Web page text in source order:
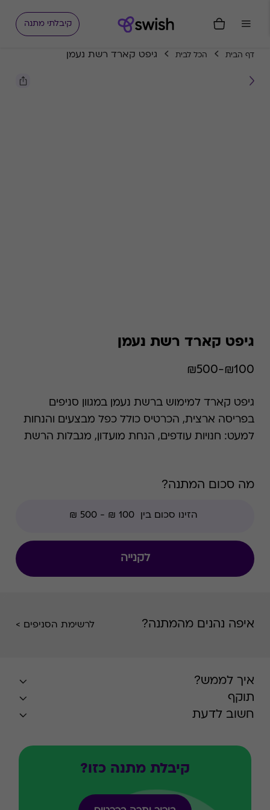
קיבלתי מתנה
דף הבית הכל לבית גיפט קארד רשת נעמן
גיפט קארד רשת נעמן
₪100-₪500
גיפט קארד למימוש ברשת נעמן במגוון סניפים
בפריסה ארצית, הכרטיס כולל כפל מבצעים והנחות
למעט: חנויות עודפים, הנחת מועדון, מגבלות הרשת
מה סכום המתנה?
לקנייה
איפה נהנים מהמתנה? לרשימת הסניפים >
איך לממש?
תוקף
חשוב לדעת
קיבלת מתנה כזו?